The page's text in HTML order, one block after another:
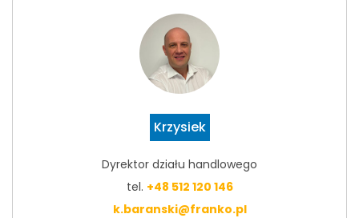
Krzysiek
Dyrektor działu handlowego
tel. +48 512 120 146
k.baranski@franko.pl